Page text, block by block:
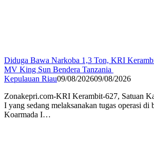
Diduga Bawa Narkoba 1,3 Ton, KRI
MV King Sun Bendera Tanzania
Kepulauan Riau09/08/202609/08/2026
Zonakepri.com-KRI Kerambit-627, Satuan
I yang sedang melaksanakan tugas operasi
Koarmada I…